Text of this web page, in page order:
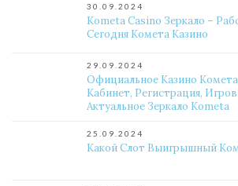
30.09.2024
Kometa Casino Зеркало –
Сегодня Комета Казино
29.09.2024
Официальное Казино
Кабинет, Регистрация,
Актуальное Зеркало Kometa
25.09.2024
Какой Слот Выигрышный